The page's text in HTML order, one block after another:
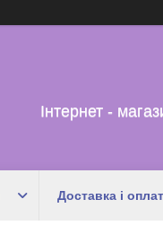
Інтернет -
Доставка і